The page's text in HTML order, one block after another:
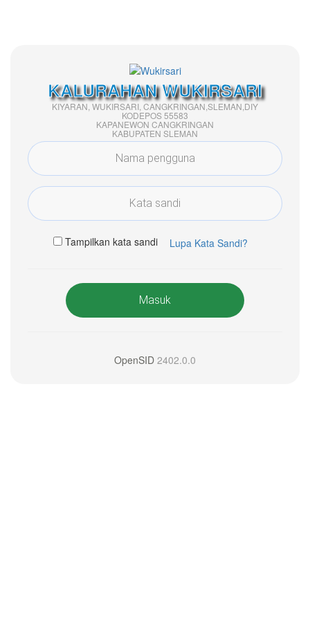
KALURAHAN WUKIRSARI
KIYARAN, WUKIRSARI, CANGKRINGAN,SLEMAN,DIY
KODEPOS 55583
KAPANEWON CANGKRINGAN
KABUPATEN SLEMAN
Tampilkan kata sandi Lupa Kata Sandi?
Masuk
OpenSID 2402.0.0